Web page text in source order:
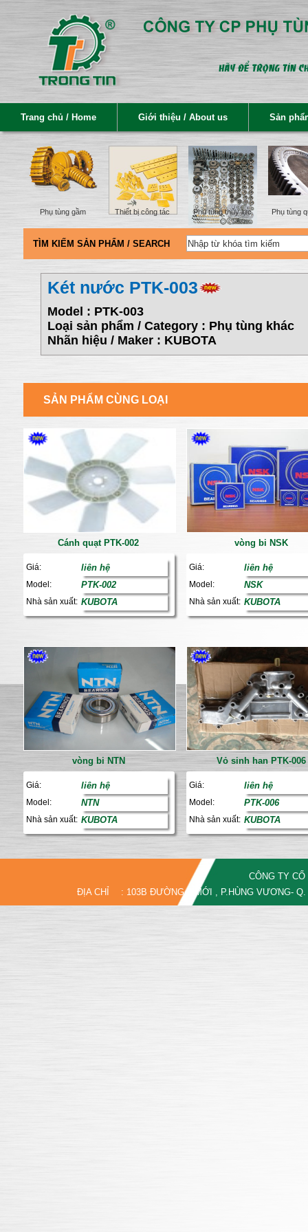
Trang chủ / Home Giới thiệu / About us Sản
Phụ tùng gầm Thiết bị công tác Phụ tùng thủy lực Phụ tùng
TÌM KIẾM SẢN PHẨM / SEARCH
Két nước PTK-003
Model : PTK-003
Loại sản phẩm / Category : Phụ tùng khác
Nhãn hiệu / Maker : KUBOTA
SẢN PHẨM CÙNG LOẠI
Cánh quạt PTK-002
Giá: liên hệ
Model: PTK-002
Nhà sản xuất: KUBOTA
vòng bi NSK
Giá: liên hệ
Model: NSK
Nhà sản xuất: KUBOTA
vòng bi NTN
Giá: liên hệ
Model: NTN
Nhà sản xuất: KUBOTA
Vỏ sinh han PTK-006
Giá: liên hệ
Model: PTK-006
Nhà sản xuất: KUBOTA
CÔNG TY
ĐỊA CHỈ
: 103B ĐƯỜNG 5 MỚI , P.HÙNG VƯƠNG-